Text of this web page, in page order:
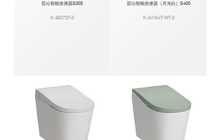
芸沁智能坐便器S305
K-36273T-0
芸沁智能坐便器（月光白）S400
K-34164T-WT-0